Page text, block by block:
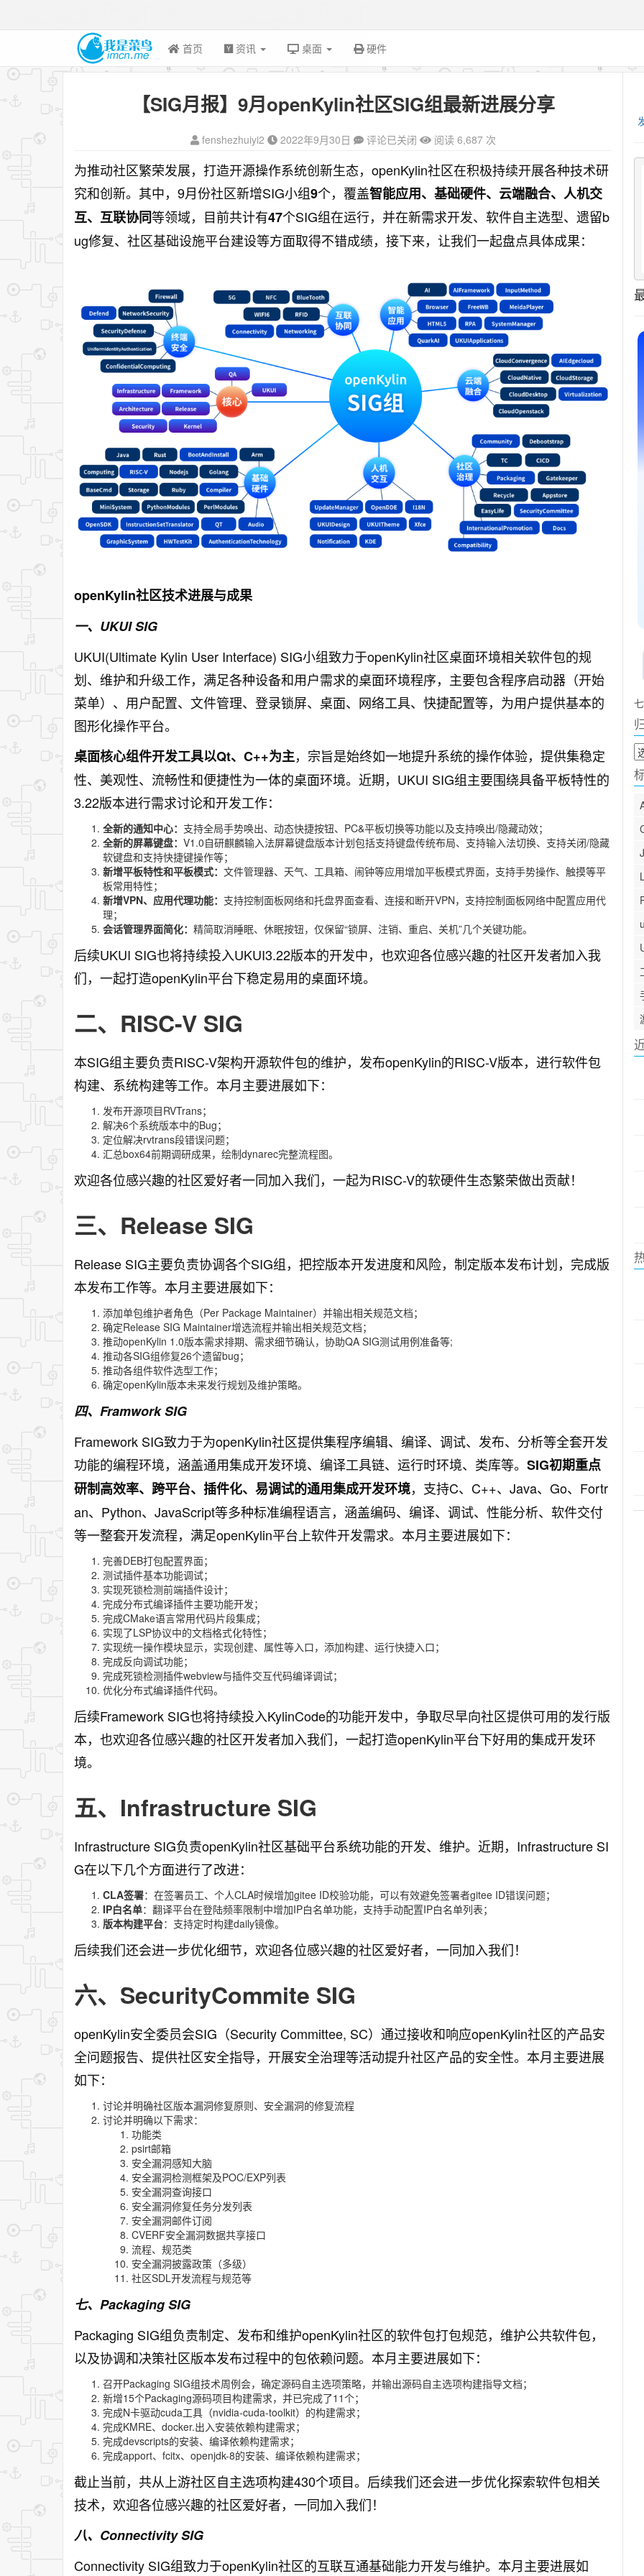
首页 资讯 桌面 硬件
【SIG月报】9月openKylin社区SIG组最新进展分享
fenshezhuiyi2 2022年9月30日 评论已关闭 阅读 6,687 次
为推动社区繁荣发展，打造开源操作系统创新生态，openKylin社区在积极持续开展各种技术研
究和创新。其中，9月份社区新增SIG小组9个，覆盖智能应用、基础硬件、云端融合、人机交
互、互联协同等领域，目前共计有47个SIG组在运行，并在新需求开发、软件自主选型、遗留b
ug修复、社区基础设施平台建设等方面取得不错成绩，接下来，让我们一起盘点具体成果：
openKylin社区技术进展与成果
一、UKUI SIG
UKUI(Ultimate Kylin User Interface) SIG小组致力于openKylin社区桌面环境相关软件包的规
划、维护和升级工作，满足各种设备和用户需求的桌面环境程序，主要包含程序启动器（开始
菜单）、用户配置、文件管理、登录锁屏、桌面、网络工具、快捷配置等，为用户提供基本的
图形化操作平台。
桌面核心组件开发工具以Qt、C++为主，宗旨是始终如一地提升系统的操作体验，提供集稳定
性、美观性、流畅性和便捷性为一体的桌面环境。近期，UKUI SIG组主要围绕具备平板特性的
3.22版本进行需求讨论和开发工作：
全新的通知中心： 支持全局手势唤出、动态快捷按钮、PC&平板切换等功能以及支持唤出/隐藏动效；
全新的屏幕键盘： V1.0自研麒麟输入法屏幕键盘版本计划包括支持键盘传统布局、支持输入法切换、支持关闭/隐藏
软键盘和支持快捷键操作等；
新增平板特性和平板模式： 文件管理器、天气、工具箱、闹钟等应用增加平板模式界面，支持手势操作、触摸等平
板常用特性；
新增VPN、应用代理功能： 支持控制面板网络和托盘界面查看、连接和断开VPN，支持控制面板网络中配置应用代
理；
会话管理界面简化： 精简取消睡眠、休眠按钮，仅保留“锁屏、注销、重启、关机”几个关键功能。
后续UKUI SIG也将持续投入UKUI3.22版本的开发中，也欢迎各位感兴趣的社区开发者加入我
们，一起打造openKylin平台下稳定易用的桌面环境。
二、RISC-V SIG
本SIG组主要负责RISC-V架构开源软件包的维护，发布openKylin的RISC-V版本，进行软件包
构建、系统构建等工作。本月主要进展如下：
发布开源项目RVTrans；
解决6个系统版本中的Bug；
定位解决rvtrans段错误问题；
汇总box64前期调研成果，绘制dynarec完整流程图。
欢迎各位感兴趣的社区爱好者一同加入我们，一起为RISC-V的软硬件生态繁荣做出贡献！
三、Release SIG
Release SIG主要负责协调各个SIG组，把控版本开发进度和风险，制定版本发布计划，完成版
本发布工作等。本月主要进展如下：
添加单包维护者角色（Per Package Maintainer）并输出相关规范文档；
确定Release SIG Maintainer增选流程并输出相关规范文档；
推动openKylin 1.0版本需求排期、需求细节确认，协助QA SIG测试用例准备等;
推动各SIG组修复26个遗留bug；
推动各组件软件选型工作；
确定openKylin版本未来发行规划及维护策略。
四、Framwork SIG
Framework SIG致力于为openKylin社区提供集程序编辑、编译、调试、发布、分析等全套开发
功能的编程环境，涵盖通用集成开发环境、编译工具链、运行时环境、类库等。 SIG初期重点
研制高效率、跨平台、插件化、易调试的通用集成开发环境，支持C、C++、Java、Go、Fortr
an、Python、JavaScript等多种标准编程语言，涵盖编码、编译、调试、性能分析、软件交付
等一整套开发流程，满足openKylin平台上软件开发需求。本月主要进展如下：
完善DEB打包配置界面；
测试插件基本功能调试；
实现死锁检测前端插件设计；
完成分布式编译插件主要功能开发；
完成CMake语言常用代码片段集成；
实现了LSP协议中的文档格式化特性；
实现统一操作模块显示，实现创建、属性等入口，添加构建、运行快捷入口；
完成反向调试功能；
完成死锁检测插件webview与插件交互代码编译调试；
优化分布式编译插件代码。
后续Framework SIG也将持续投入KylinCode的功能开发中，争取尽早向社区提供可用的发行版
本，也欢迎各位感兴趣的社区开发者加入我们，一起打造openKylin平台下好用的集成开发环
境。
五、Infrastructure SIG
Infrastructure SIG负责openKylin社区基础平台系统功能的开发、维护。近期，Infrastructure SI
G在以下几个方面进行了改进：
CLA签署：在签署员工、个人CLA时候增加gitee ID校验功能，可以有效避免签署者gitee ID错误问题；
IP白名单：翻译平台在登陆频率限制中增加IP白名单功能，支持手动配置IP白名单列表；
版本构建平台：支持定时构建daily镜像。
后续我们还会进一步优化细节，欢迎各位感兴趣的社区爱好者，一同加入我们！
六、SecurityCommite SIG
openKylin安全委员会SIG（Security Committee, SC）通过接收和响应openKylin社区的产品安
全问题报告、提供社区安全指导，开展安全治理等活动提升社区产品的安全性。本月主要进展
如下：
讨论并明确社区版本漏洞修复原则、安全漏洞的修复流程
讨论并明确以下需求：
功能类
psirt邮箱
安全漏洞感知大脑
安全漏洞检测框架及POC/EXP列表
安全漏洞查询接口
安全漏洞修复任务分发列表
安全漏洞邮件订阅
CVERF安全漏洞数据共享接口
流程、规范类
安全漏洞披露政策（多级）
社区SDL开发流程与规范等
七、Packaging SIG
Packaging SIG组负责制定、发布和维护openKylin社区的软件包打包规范，维护公共软件包，
以及协调和决策社区版本发布过程中的包依赖问题。本月主要进展如下：
召开Packaging SIG组技术周例会，确定源码自主选项策略，并输出源码自主选项构建指导文档；
新增15个Packaging源码项目构建需求，并已完成了11个；
完成N卡驱动cuda工具（nvidia-cuda-toolkit）的构建需求；
完成KMRE、docker.出入安装依赖构建需求；
完成devscripts的安装、编译依赖构建需求；
完成apport、fcitx、openjdk-8的安装、编译依赖构建需求；
截止当前，共从上游社区自主选项构建430个项目。后续我们还会进一步优化探索软件包相关
技术，欢迎各位感兴趣的社区爱好者，一同加入我们！
八、Connectivity SIG
Connectivity SIG组致力于openKylin社区的互联互通基础能力开发与维护。本月主要进展如
归
档